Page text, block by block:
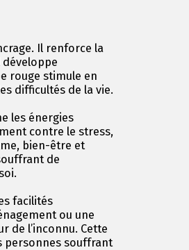
Il renforce la
rouge stimule en
difficultés de la vie.
les énergies
contre le stress,
bien-être et
de
facilités
ou une
de l’inconnu. Cette
personnes souffrant